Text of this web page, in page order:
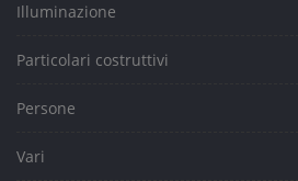
Illuminazione
Particolari costruttivi
Persone
Vari